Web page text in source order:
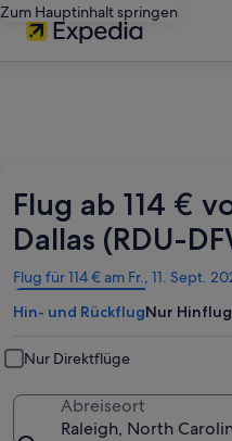
Zum Hauptinhalt springen
Flug ab 114 €
Dallas (RDU-
Flug für 114 € am Fr., 11. Sept.
Wird
in
einem
Fenster
geöffnet
Hin- und RückflugNur Hinflug
Nur Direktflüge
Abreiseort
Raleigh, North